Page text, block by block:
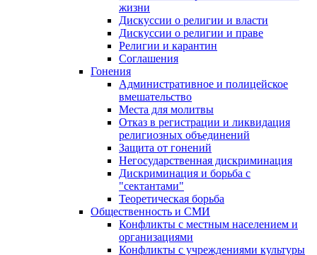
жизни
Дискуссии о религии и власти
Дискуссии о религии и праве
Религии и карантин
Соглашения
Гонения
Административное и полицейское
вмешательство
Места для молитвы
Отказ в регистрации и ликвидация
религиозных объединений
Защита от гонений
Негосударственная дискриминация
Дискриминация и борьба с
"сектантами"
Теоретическая борьба
Общественность и СМИ
Конфликты с местным населением и
организациями
Конфликты с учреждениями культуры